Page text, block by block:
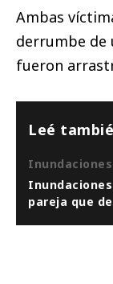
Ambas
derrumbe de
fueron
Leé
Inundaciones
pareja que